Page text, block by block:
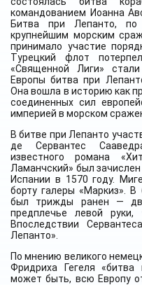
командованием Иоанна
Битва при Лепанто, по
крупнейшим морским
принимало участие
Турецкий флот
«Священной Лиги»
Европы битва при
Она вошла в историю как
соединенных сил
империей в морском
В битве при Лепанто
де Сервантес
известного романа
Ламанчский» был
Испании в 1570 году.
борту галеры «Маркиз».
был трижды ранен —
предплечье левой руки,
Впоследствии
Лепанто».
По мнению великого
Фридриха Гегеля
может быть, всю Европу